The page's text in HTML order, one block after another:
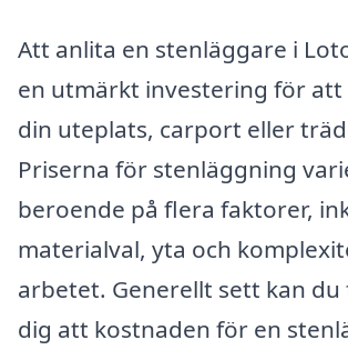
Att anlita en stenläggare i
en utmärkt investering för
din uteplats, carport eller
Priserna för stenläggning
beroende på flera faktorer,
materialval, yta och
arbetet. Generellt sett kan
dig att kostnaden för en